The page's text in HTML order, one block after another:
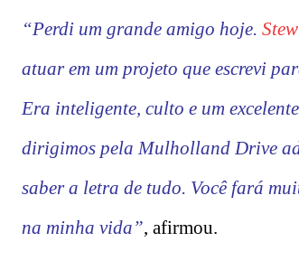
“Perdi um grande amigo hoje.
atuar em um projeto que escrevi
Era inteligente, culto e um
dirigimos pela Mulholland Drive
saber a letra de tudo. Você fará
na minha vida”, afirmou.